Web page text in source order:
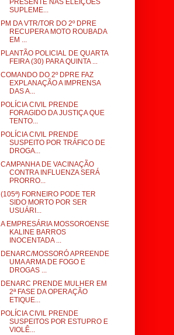
PRESENTE NAS ELEIÇÕES
SUPLEME...
PM DA VTR/TOR DO 2º DPRE
RECUPERA MOTO ROUBADA
EM ...
PLANTÃO POLICIAL DE QUARTA
FEIRA (30) PARA QUINTA ...
COMANDO DO 2º DPRE FAZ
EXPLANAÇÃO A IMPRENSA
DAS A...
POLÍCIA CIVIL PRENDE
FORAGIDO DA JUSTIÇA QUE
TENTO...
POLÍCIA CIVIL PRENDE
SUSPEITO POR TRÁFICO DE
DROGA...
CAMPANHA DE VACINAÇÃO
CONTRA INFLUENZA SERÁ
PRORRO...
(105ª) FORNEIRO PODE TER
SIDO MORTO POR SER
USUÁRI...
A EMPRESÁRIA MOSSOROENSE
KALINE BARROS
INOCENTADA ...
DENARC/MOSSORÓ APREENDE
UMA ARMA DE FOGO E
DROGAS ...
DENARC PRENDE MULHER EM
2ª FASE DA OPERAÇÃO
ETIQUE...
POLÍCIA CIVIL PRENDE
SUSPEITOS POR ESTUPRO E
VIOLÊ...